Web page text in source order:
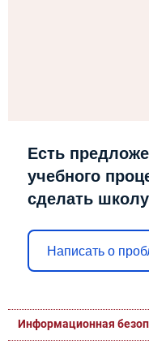
Есть
учебного
сделать
Написать о
Информационная